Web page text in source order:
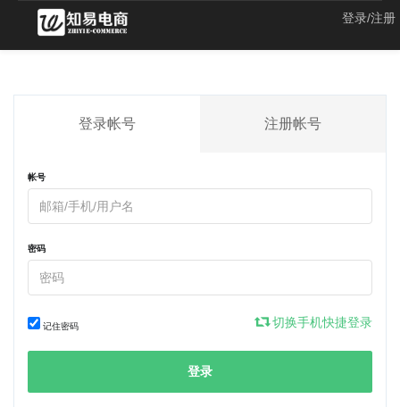
登录/注册
登录帐号 注册帐号
帐号
密码
记住密码 切换手机快捷登录
登录